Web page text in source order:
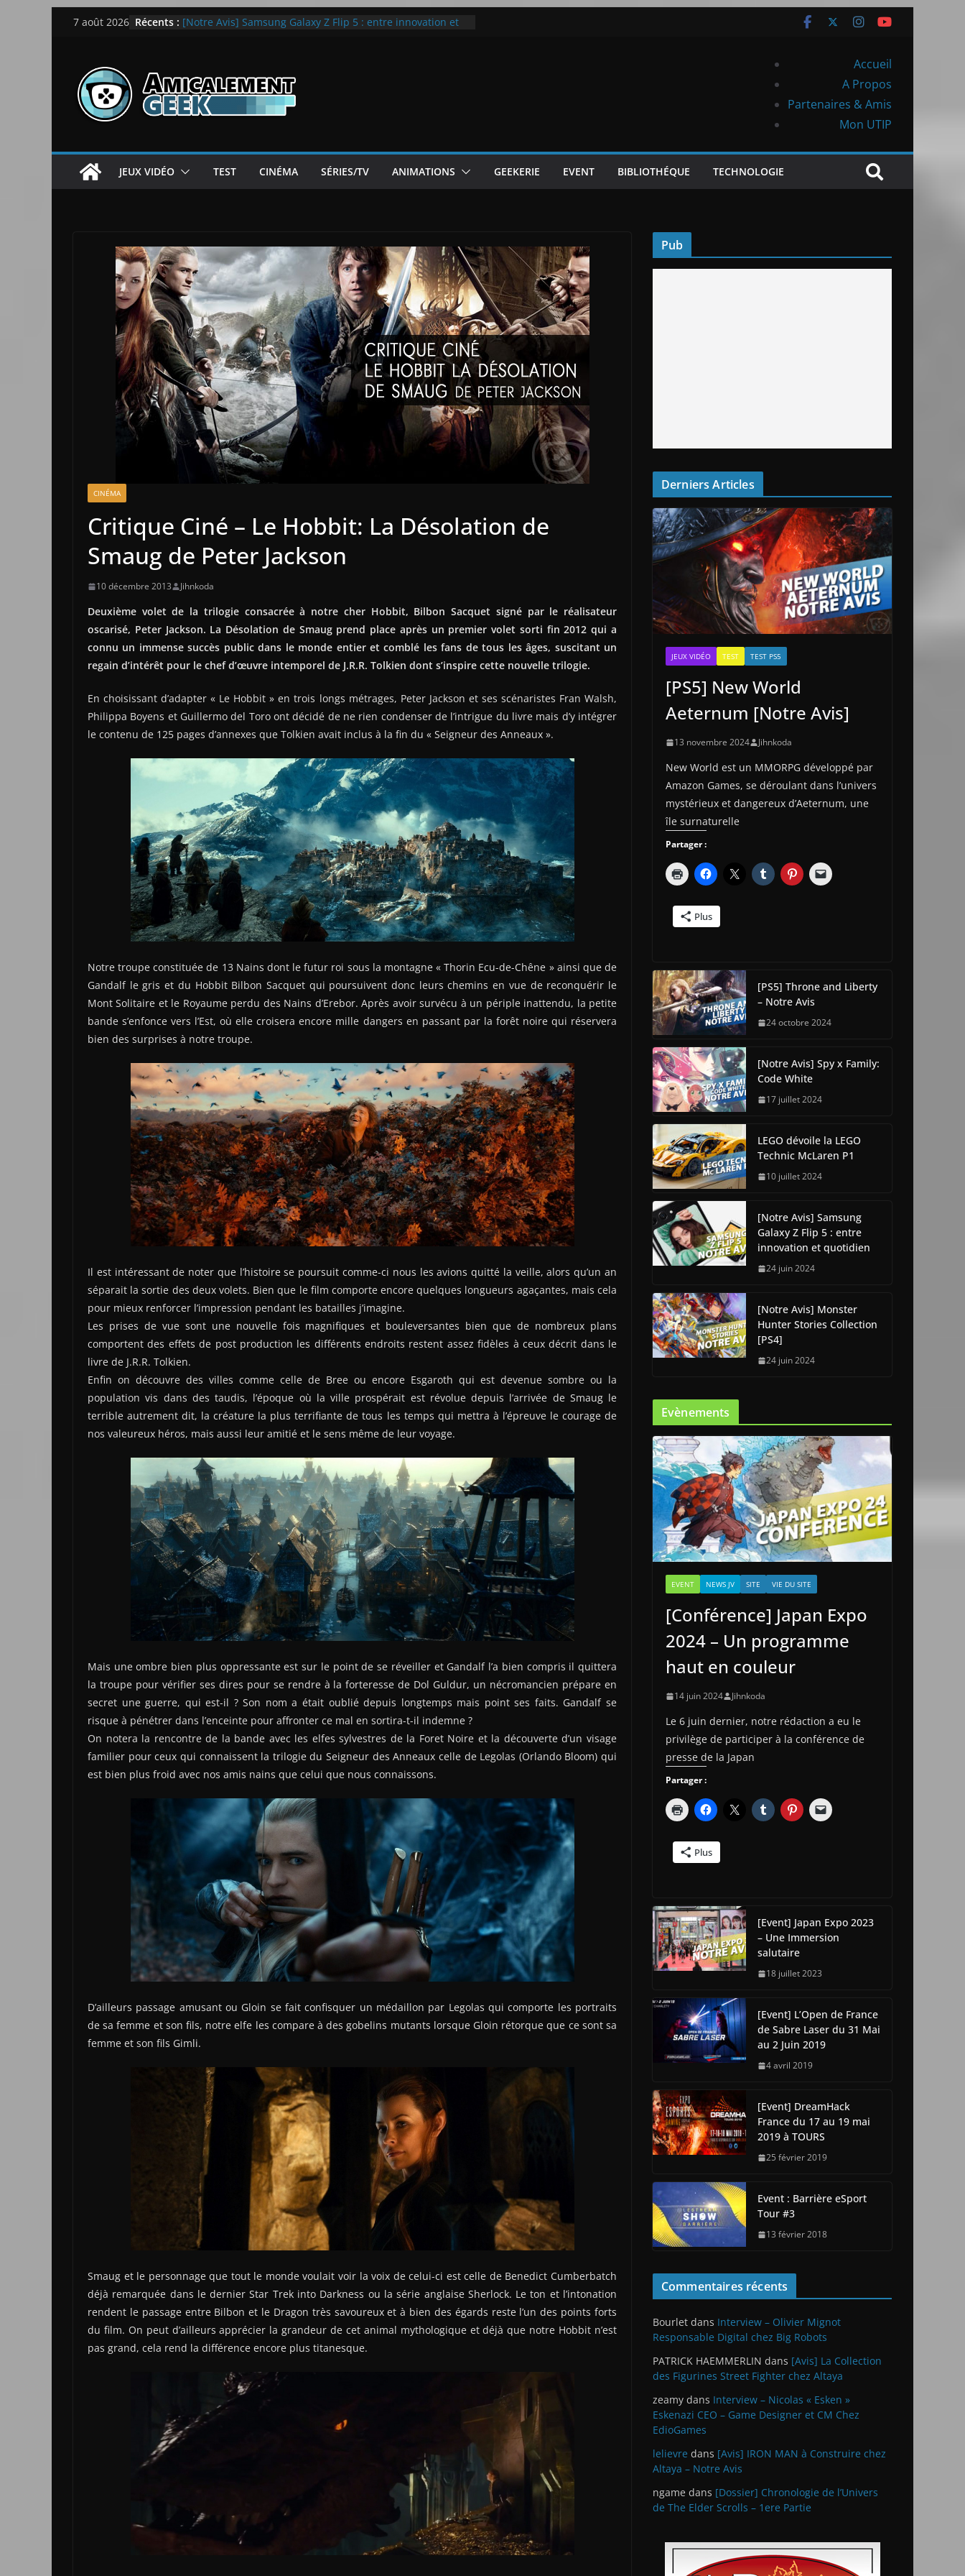
Passer7 août 2026 Récents : LEGO dévoile la LEGO Technic McLaren P1
[PS5] Throne and Liberty – Notre Avis
[Notre Avis] Spy x Family: Code White
Accueil
A Propos
Partenaires & Amis
Mon UTIP
JEUX VIDÉO TEST CINÉMA SÉRIES/TV ANIMATIONS GEEKERIE EVENT BIBLIOTHÉQUE TECHNOLOGIE
CINÉMA
Critique Ciné – Le Hobbit: La Désolation de
Smaug de Peter Jackson
10 décembre 2013 Jihnkoda
Deuxième volet de la trilogie consacrée à notre cher Hobbit, Bilbon Sacquet signé par le réalisateur
oscarisé, Peter Jackson. La Désolation de Smaug prend place après un premier volet sorti fin 2012 qui a
connu un immense succès public dans le monde entier et comblé les fans de tous les âges, suscitant un
regain d’intérêt pour le chef d’œuvre intemporel de J.R.R. Tolkien dont s’inspire cette nouvelle trilogie.
En choisissant d’adapter « Le Hobbit » en trois longs métrages, Peter Jackson et ses scénaristes Fran Walsh,
Philippa Boyens et Guillermo del Toro ont décidé de ne rien condenser de l’intrigue du livre mais d’y intégrer
le contenu de 125 pages d’annexes que Tolkien avait inclus à la fin du « Seigneur des Anneaux ».
Notre troupe constituée de 13 Nains dont le futur roi sous la montagne « Thorin Ecu-de-Chêne » ainsi que de
Gandalf le gris et du Hobbit Bilbon Sacquet qui poursuivent donc leurs chemins en vue de reconquérir le
Mont Solitaire et le Royaume perdu des Nains d’Erebor. Après avoir survécu à un périple inattendu, la petite
bande s’enfonce vers l’Est, où elle croisera encore mille dangers en passant par la forêt noire qui réservera
bien des surprises à notre troupe.
Il est intéressant de noter que l’histoire se poursuit comme-ci nous les avions quitté la veille, alors qu’un an
séparait la sortie des deux volets. Bien que le film comporte encore quelques longueurs agaçantes, mais cela
pour mieux renforcer l’impression pendant les batailles j’imagine.
Les prises de vue sont une nouvelle fois magnifiques et bouleversantes bien que de nombreux plans
comportent des effets de post production les différents endroits restent assez fidèles à ceux décrit dans le
livre de J.R.R. Tolkien.
Enfin on découvre des villes comme celle de Bree ou encore Esgaroth qui est devenue sombre ou la
population vis dans des taudis, l’époque où la ville prospérait est révolue depuis l’arrivée de Smaug le
terrible autrement dit, la créature la plus terrifiante de tous les temps qui mettra à l’épreuve le courage de
nos valeureux héros, mais aussi leur amitié et le sens même de leur voyage.
Mais une ombre bien plus oppressante est sur le point de se réveiller et Gandalf l’a bien compris il quittera
la troupe pour vérifier ses dires pour se rendre à la forteresse de Dol Guldur, un nécromancien prépare en
secret une guerre, qui est-il ? Son nom a était oublié depuis longtemps mais point ses faits. Gandalf se
risque à pénétrer dans l’enceinte pour affronter ce mal en sortira-t-il indemne ?
On notera la rencontre de la bande avec les elfes sylvestres de la Foret Noire et la découverte d’un visage
familier pour ceux qui connaissent la trilogie du Seigneur des Anneaux celle de Legolas (Orlando Bloom) qui
est bien plus froid avec nos amis nains que celui que nous connaissons.
D’ailleurs passage amusant ou Gloin se fait confisquer un médaillon par Legolas qui comporte les portraits
de sa femme et son fils, notre elfe les compare à des gobelins mutants lorsque Gloin rétorque que ce sont sa
femme et son fils Gimli.
Smaug et le personnage que tout le monde voulait voir la voix de celui-ci est celle de Benedict Cumberbatch
déjà remarquée dans le dernier Star Trek into Darkness ou la série anglaise Sherlock. Le ton et l’intonation
rendent le passage entre Bilbon et le Dragon très savoureux et à bien des égards reste l’un des points forts
du film. On peut d’ailleurs apprécier la grandeur de cet animal mythologique et déjà que notre Hobbit n’est
pas grand, cela rend la différence encore plus titanesque.
Pub
Derniers Articles
JEUX VIDÉO TEST TEST PS5
[PS5] New World
Aeternum [Notre Avis]
13 novembre 2024 Jihnkoda
New World est un MMORPG développé par
Amazon Games, se déroulant dans l’univers
mystérieux et dangereux d’Aeternum, une
île surnaturelle
Partager :
Plus
[PS5] Throne and Liberty
– Notre Avis
24 octobre 2024
[Notre Avis] Spy x Family:
Code White
17 juillet 2024
LEGO dévoile la LEGO
Technic McLaren P1
10 juillet 2024
[Notre Avis] Samsung
Galaxy Z Flip 5 : entre
innovation et quotidien
24 juin 2024
[Notre Avis] Monster
Hunter Stories Collection
[PS4]
24 juin 2024
Evènements
EVENT NEWS JV SITE VIE DU SITE
[Conférence] Japan Expo
2024 – Un programme
haut en couleur
14 juin 2024 Jihnkoda
Le 6 juin dernier, notre rédaction a eu le
privilège de participer à la conférence de
presse de la Japan
Partager :
Plus
[Event] Japan Expo 2023
– Une Immersion
salutaire
18 juillet 2023
[Event] L’Open de France
de Sabre Laser du 31 Mai
au 2 Juin 2019
4 avril 2019
[Event] DreamHack
France du 17 au 19 mai
2019 à TOURS
25 février 2019
Event : Barrière eSport
Tour #3
13 février 2018
Commentaires récents
Bourlet dans Interview – Olivier Mignot
Responsable Digital chez Big Robots
PATRICK HAEMMERLIN dans [Avis] La Collection
des Figurines Street Fighter chez Altaya
zeamy dans Interview – Nicolas « Esken »
Eskenazi CEO – Game Designer et CM Chez
EdioGames
lelievre dans [Avis] IRON MAN à Construire chez
Altaya – Notre Avis
ngame dans [Dossier] Chronologie de l’Univers
de The Elder Scrolls – 1ere Partie